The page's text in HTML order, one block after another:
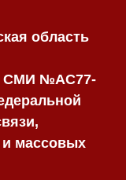
область
СМИ №AC77-
массовых